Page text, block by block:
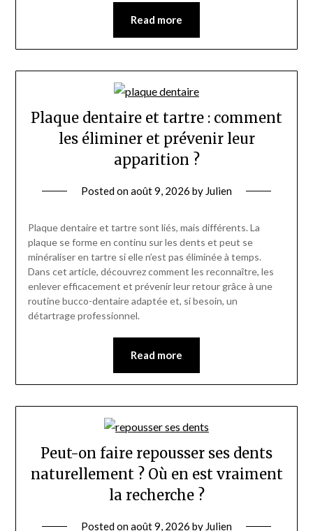
Read more
Plaque dentaire et tartre : comment
les éliminer et prévenir leur
apparition ?
Posted onaoût 9, 2026 by Julien
Plaque dentaire et tartre sont liés, mais différents. La
plaque se forme en continu sur les dents et peut se
minéraliser en tartre si elle n’est pas éliminée à temps.
Dans cet article, découvrez comment les reconnaître, les
enlever efficacement et prévenir leur retour grâce à une
routine bucco-dentaire adaptée et, si besoin, un
détartrage professionnel.
Read more
Peut-on faire repousser ses dents
naturellement ? Où en est vraiment
la recherche ?
Posted onaoût 9, 2026 by Julien